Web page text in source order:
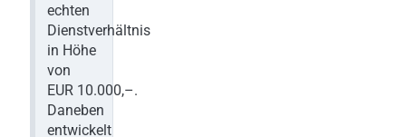
echten
Dienstverhältnis
in Höhe
von
EUR 10.000,–.
Daneben
entwickelt